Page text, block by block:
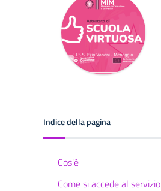
Indice della pagina
Cos'è
Come si accede al servizio